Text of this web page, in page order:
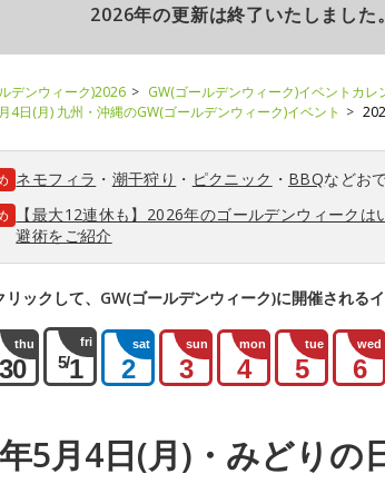
2026年の更新は終了いたしました
デンウィーク)2026 GW(ゴールデンウィーク)イベントカレ
4日(月) 九州・沖縄のGW(ゴールデンウィーク)イベント
ネモフィラ ・ 潮干狩り ・ ピクニック ・ BBQなどお
【最大12連休も】2026年のゴールデンウィーク
避術をご紹介
リックして、GW(ゴールデンウィーク)に開催される
thu
30
fri
5/1
sat
2
sun
3
mon
4
tue
5
wed
6
5月4日(月)・みどりの